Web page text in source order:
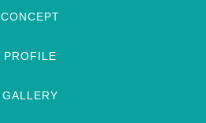
CONCEPT
PROFILE
GALLERY